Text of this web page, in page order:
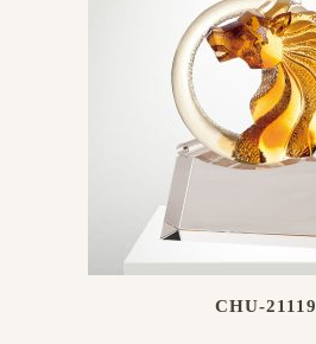
CHU-21119